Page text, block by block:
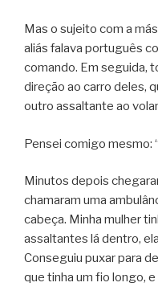
Mas o sujeito com a
aliás falava português
comando. Em seguida,
direção ao carro deles,
outro assaltante ao
Pensei comigo mesmo:
Minutos depois
chamaram uma
cabeça. Minha mulher
assaltantes lá dentro,
Conseguiu puxar para
que tinha um fio longo,